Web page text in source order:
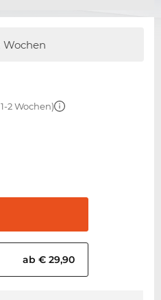
Wochen
2 Wochen)
ab € 29,90